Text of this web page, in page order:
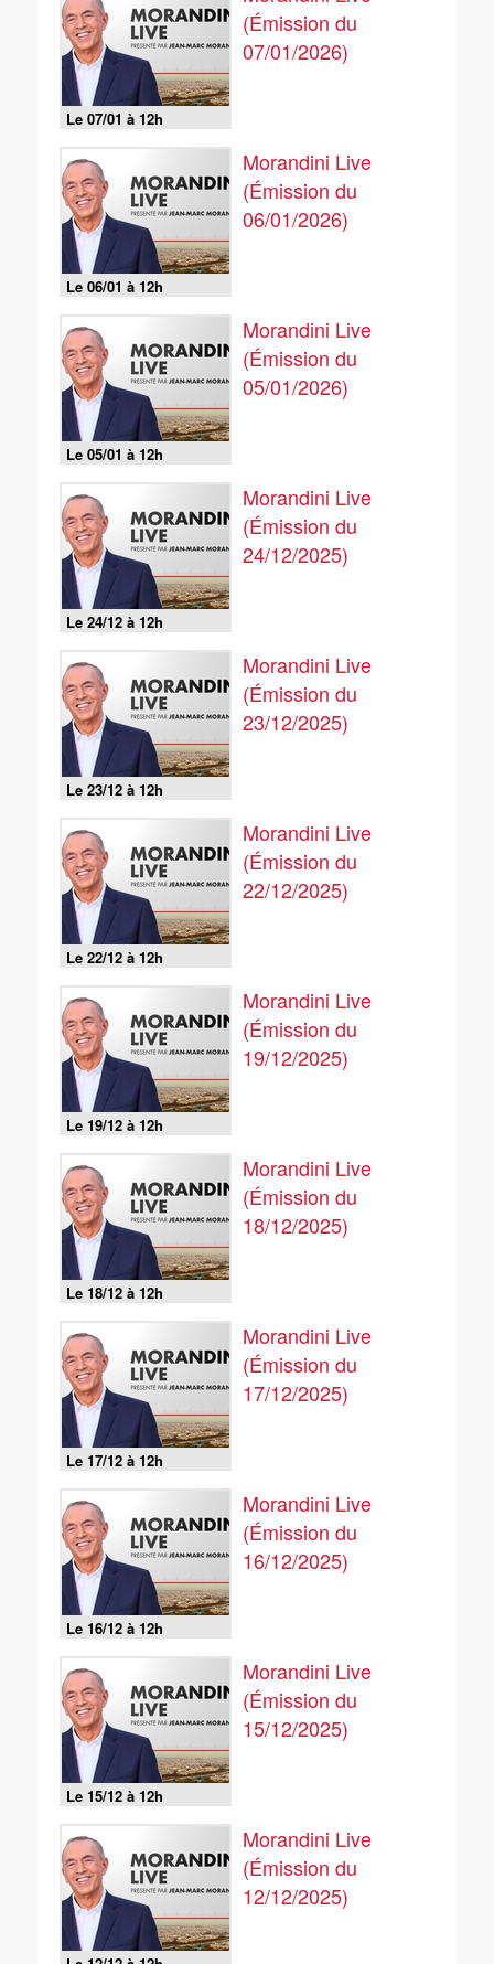
Le 07/01 à 12h
(Émission du
07/01/2026)
Le 06/01 à 12h
Morandini Live
(Émission du
06/01/2026)
Le 05/01 à 12h
Morandini Live
(Émission du
05/01/2026)
Le 24/12 à 12h
Morandini Live
(Émission du
24/12/2025)
Le 23/12 à 12h
Morandini Live
(Émission du
23/12/2025)
Le 22/12 à 12h
Morandini Live
(Émission du
22/12/2025)
Le 19/12 à 12h
Morandini Live
(Émission du
19/12/2025)
Le 18/12 à 12h
Morandini Live
(Émission du
18/12/2025)
Le 17/12 à 12h
Morandini Live
(Émission du
17/12/2025)
Le 16/12 à 12h
Morandini Live
(Émission du
16/12/2025)
Le 15/12 à 12h
Morandini Live
(Émission du
15/12/2025)
Morandini Live
(Émission du
12/12/2025)